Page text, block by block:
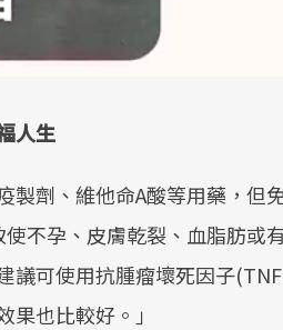
人生
製劑、維他命A酸等用藥，但
不孕、皮膚乾裂、血脂肪或
議可使用抗腫瘤壞死因子
果也比較好。｣